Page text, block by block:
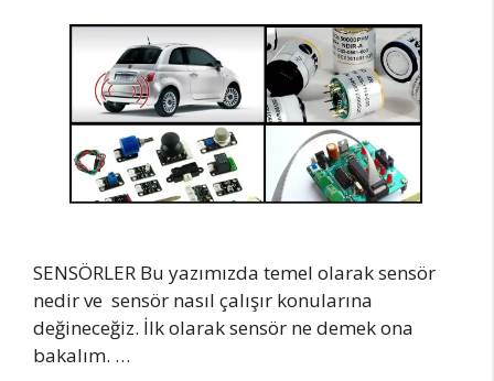
SENSÖRLER Bu yazımızda temel olarak sensör
nedir ve sensör nasıl çalışır konularına
değineceğiz. İlk olarak sensör ne demek ona
bakalım. …